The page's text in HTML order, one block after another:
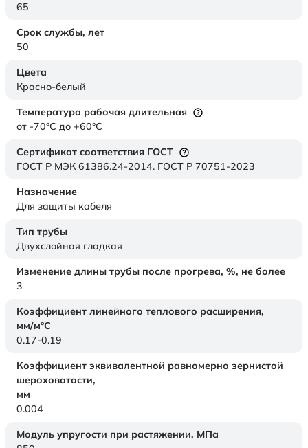
65
Срок службы, лет
50
Цвета
Красно-белый
Температура рабочая длительная
от -70°C до +60°C
Сертификат соответствия ГОСТ
ГОСТ Р МЭК 61386.24-2014. ГОСТ Р 70751-2023
Назначение
Для защиты кабеля
Тип трубы
Двухслойная гладкая
Изменение длины трубы после прогрева, %, не более
3
Коэффициент линейного теплового расширения,
мм/м°С
0.17-0.19
Коэффициент эквивалентной равномерно зернистой
шероховатости,
мм
0.004
Модуль упругости при растяжении, МПа